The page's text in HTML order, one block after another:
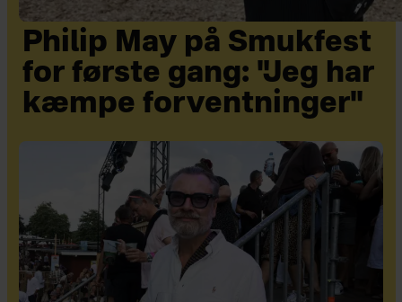
Philip May på Smukfest
for første gang: "Jeg har
kæmpe forventninger"